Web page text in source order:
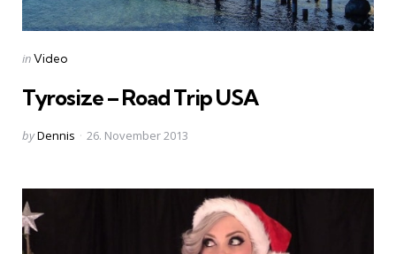
Categories
Posted
inVideo
Tyrosize – Road Trip USA
Posted
byDennis 26. November 2013